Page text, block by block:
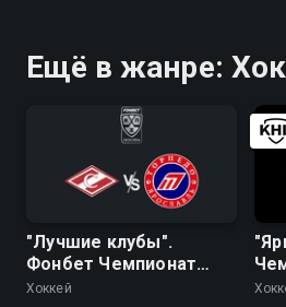
Ещё в жанре:
"Лучшие клубы".
Фонбет Чемпионат
КХЛ. "Спартак" -
Хоккей